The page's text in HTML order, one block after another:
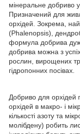
мінеральне добриво
Призначений для
орхідей. Зокрема,
(Phalenopsis),
формула добрива
добрива можна з
рослин, вирощених
гідропонних посівах.
Добриво для орхідей
орхідей в макро- і
кількості азоту та
молібдену) робить